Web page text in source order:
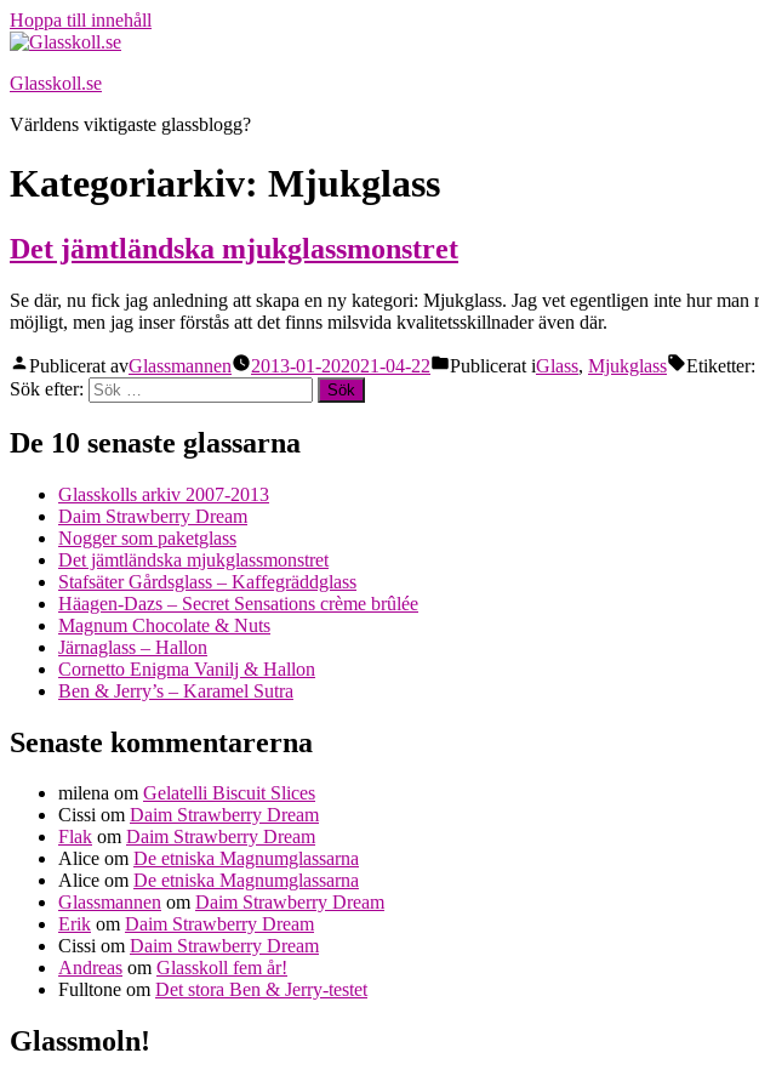
Hoppa till innehåll
Glasskoll.se
Världens viktigaste glassblogg?
Kategoriarkiv: Mjukglass
Det jämtländska mjukglassmonstret
Se där, nu fick jag anledning att skapa en ny kategori: Mjukglass. Jag vet egentligen inte hur
möjligt, men jag inser förstås att det finns milsvida kvalitetsskillnader även där.
Publicerat avGlassmannen 2013-01-202021-04-22 Publicerat iGlass, Mjukglass Etiketter:
Sök efter:
De 10 senaste glassarna
Glasskolls arkiv 2007-2013
Daim Strawberry Dream
Nogger som paketglass
Det jämtländska mjukglassmonstret
Stafsäter Gårdsglass – Kaffegräddglass
Häagen-Dazs – Secret Sensations crème brûlée
Magnum Chocolate & Nuts
Järnaglass – Hallon
Cornetto Enigma Vanilj & Hallon
Ben & Jerry’s – Karamel Sutra
Senaste kommentarerna
milena om Gelatelli Biscuit Slices
Cissi om Daim Strawberry Dream
Flak om Daim Strawberry Dream
Alice om De etniska Magnumglassarna
Alice om De etniska Magnumglassarna
Glassmannen om Daim Strawberry Dream
Erik om Daim Strawberry Dream
Cissi om Daim Strawberry Dream
Andreas om Glasskoll fem år!
Fulltone om Det stora Ben & Jerry-testet
Glassmoln!